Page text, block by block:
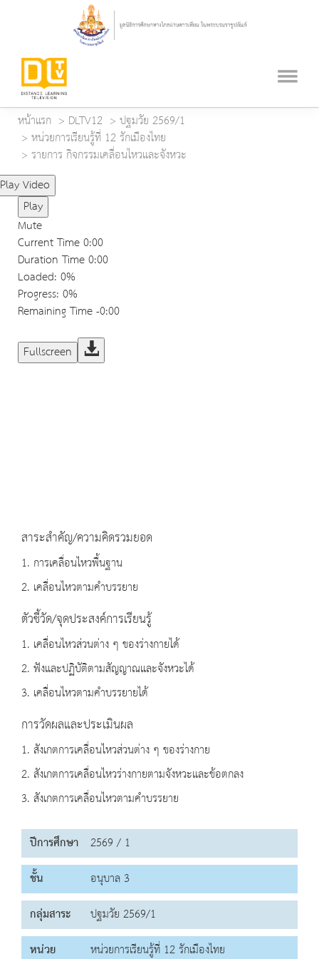
หน้าแรก DLTV12
ปฐมวัย 2569/1
หน่วยการเรียนรู้ที่ 12 รักเมืองไทย
รายการ กิจกรรมเคลื่อนไหวและจังหวะ
Play Video
Play
Mute
Current Time0:00
Duration Time0:00
Loaded: 0%
Progress: 0%
Remaining Time-0:00
Fullscreen
สาระสำคัญ/ความคิดรวมยอด
1. การเคลื่อนไหวพื้นฐาน
2. เคลื่อนไหวตามคำบรรยาย
ตัวชี้วัด/จุดประสงค์การเรียนรู้
1. เคลื่อนไหวส่วนต่าง ๆ ของร่างกายได้
2. ฟังและปฏิบัติตามสัญญาณและจังหวะได้
3. เคลื่อนไหวตามคำบรรยายได้
การวัดผลและประเมินผล
1. สังเกตการเคลื่อนไหวส่วนต่าง ๆ ของร่างกาย
2. สังเกตการเคลื่อนไหวร่างกายตามจังหวะและข้อตกลง
3. สังเกตการเคลื่อนไหวตามคำบรรยาย
ปีการศึกษา 2569 / 1
ชั้น
อนุบาล 3
กลุ่มสาระ
ปฐมวัย 2569/1
หน่วย
หน่วยการเรียนรู้ที่ 12 รักเมืองไทย